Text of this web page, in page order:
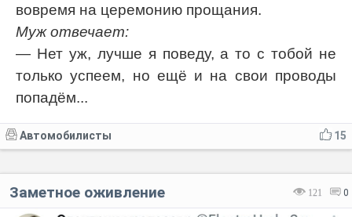
вовремя на церемонию прощания.
Муж отвечает:
— Нет уж, лучше я поведу, а то с тобой не
только успеем, но ещё и на свои проводы
попадём...
15
Автомобилисты
121 0
Заметное оживление